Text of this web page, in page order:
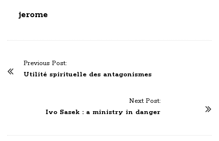
jerome
Previous Post:
Utilité spirituelle des antagonismes
Next Post:
Ivo Sasek : a ministry in danger